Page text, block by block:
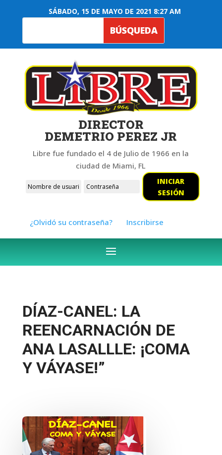
SÁBADO, 15 DE MAYO DE 2021 8:27 AM
DIRECTOR
DEMETRIO PEREZ JR
Libre fue fundado el 4 de Julio de 1966 en la
ciudad de Miami, FL
INICIAR
SESIÓN
¿Olvidó su contraseña? Inscribirse
DÍAZ-CANEL: LA
REENCARNACIÓN DE
ANA LASALLLE: ¡COMA
Y VÁYASE!”